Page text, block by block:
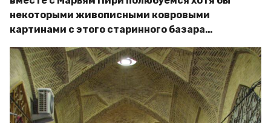
некоторыми живописными ковровыми
картинами с этого старинного базара…